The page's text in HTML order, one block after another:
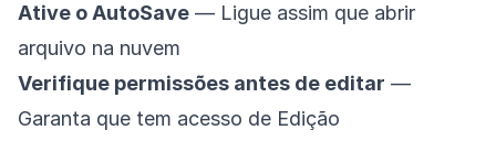
Ative o AutoSave — Ligue assim que abrir
arquivo na nuvem
Verifique permissões antes de editar —
Garanta que tem acesso de Edição